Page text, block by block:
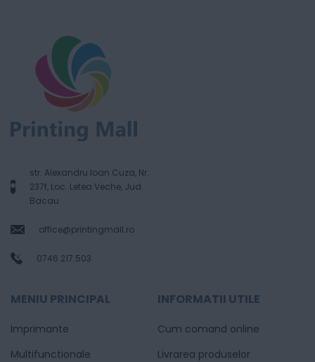
str. Alexandru Ioan Cuza, Nr.
237f, Loc. Letea Veche, Jud.
Bacau
office@printingmall.ro
0746.217.503
MENIU PRINCIPAL
Imprimante
Multifunctionale
INFORMATII UTILE
Cum comand online
Livrarea produselor